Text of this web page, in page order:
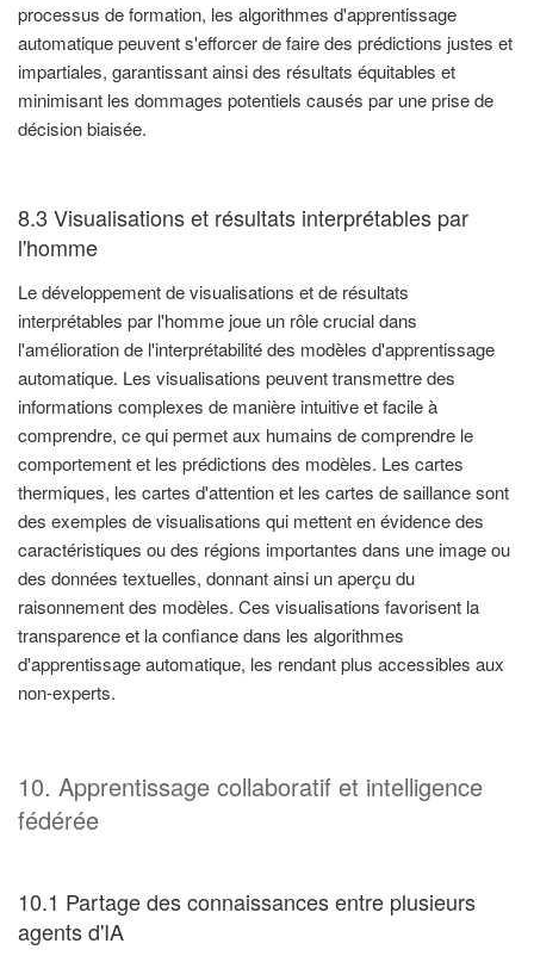
processus de formation, les algorithmes d'apprentissage
automatique peuvent s'efforcer de faire des prédictions justes et
impartiales, garantissant ainsi des résultats équitables et
minimisant les dommages potentiels causés par une prise de
décision biaisée.
8.3 Visualisations et résultats interprétables par
l'homme
Le développement de visualisations et de résultats
interprétables par l'homme joue un rôle crucial dans
l'amélioration de l'interprétabilité des modèles d'apprentissage
automatique. Les visualisations peuvent transmettre des
informations complexes de manière intuitive et facile à
comprendre, ce qui permet aux humains de comprendre le
comportement et les prédictions des modèles. Les cartes
thermiques, les cartes d'attention et les cartes de saillance sont
des exemples de visualisations qui mettent en évidence des
caractéristiques ou des régions importantes dans une image ou
des données textuelles, donnant ainsi un aperçu du
raisonnement des modèles. Ces visualisations favorisent la
transparence et la confiance dans les algorithmes
d'apprentissage automatique, les rendant plus accessibles aux
non-experts.
10. Apprentissage collaboratif et intelligence
fédérée
10.1 Partage des connaissances entre plusieurs
agents d'IA